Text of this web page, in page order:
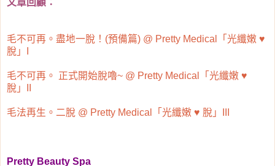
文章回顧：
毛不可再。盡地一脫！(預備篇) @ Pretty Medical「光纖嫩 ♥
脫」I
毛不可再。 正式開始脫嚕~ @ Pretty Medical「光纖嫩 ♥
脫」II
毛法再生。二脫 @ Pretty Medical「光纖嫩 ♥ 脫」III
Pretty Beauty Spa